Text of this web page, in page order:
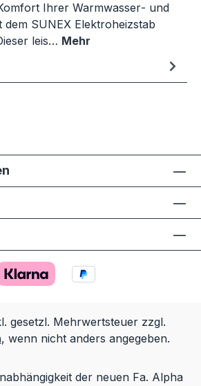
Ihrer Warmwasser‑ und
SUNEX Elektroheizstab
leis… Mehr
gesetzl. Mehrwertsteuer zzgl.
, wenn nicht anders angegeben.
der neuen Fa. Alpha